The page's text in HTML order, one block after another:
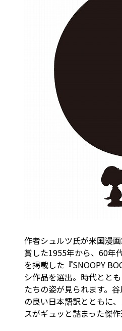
作者シュルツ氏が米国漫
賞した1955年から、60年
を掲載した『SNOOPY
シ作品を選出。時代とと
たちの姿が見られます。
の良い日本語訳とともに
スがギュッと詰まった傑作